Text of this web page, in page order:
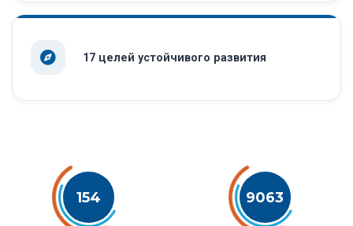
17 целей устойчивого развития
154 9063